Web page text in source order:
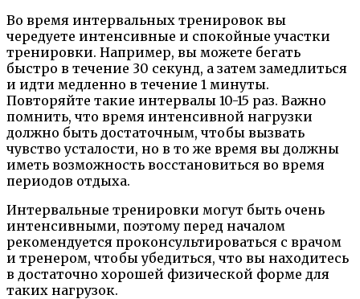
Во время интервальных тренировок вы
чередуете интенсивные и спокойные участки
тренировки. Например, вы можете бегать
быстро в течение 30 секунд, а затем замедлиться
и идти медленно в течение 1 минуты.
Повторяйте такие интервалы 10-15 раз. Важно
помнить, что время интенсивной нагрузки
должно быть достаточным, чтобы вызвать
чувство усталости, но в то же время вы должны
иметь возможность восстановиться во время
периодов отдыха.
Интервальные тренировки могут быть очень
интенсивными, поэтому перед началом
рекомендуется проконсультироваться с врачом
и тренером, чтобы убедиться, что вы находитесь
в достаточно хорошей физической форме для
таких нагрузок.